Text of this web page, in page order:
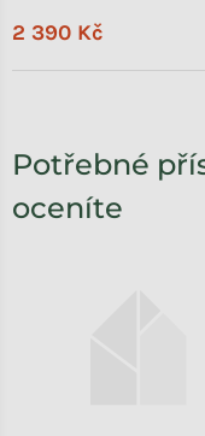
2 390 Kč
Potřebné
oceníte